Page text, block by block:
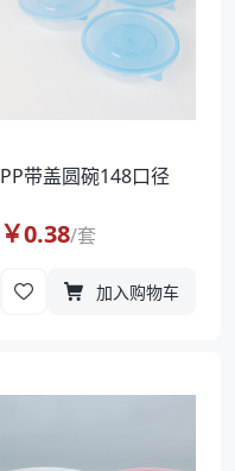
PP带盖圆碗148口径
￥0.38/套
加入购物车